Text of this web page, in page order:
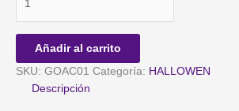
Añadir al carrito
SKU: GOAC01 Categoría: HALLOWEN
Descripción